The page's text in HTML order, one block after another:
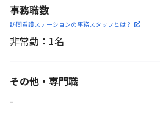
事務職数
訪問看護ステーションの事務スタッフとは？
非常勤：1名
その他・専門職
-